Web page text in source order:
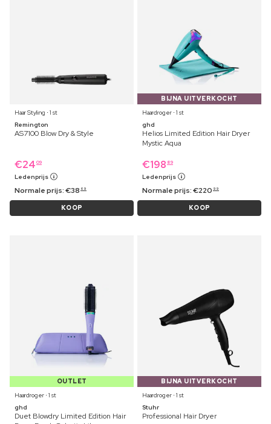
Haar Styling ⋅ 1 st
Remington
AS7100 Blow Dry & Style
€24 09
Ledenprijs
Normale prijs:€38 69
KOOP
BIJNA UITVERKOCHT
Haardroger ⋅ 1 st
ghd
Helios Limited Edition Hair Dryer
Mystic Aqua
€198 89
Ledenprijs
Normale prijs:€220 99
KOOP
OUTLET
Haardroger ⋅ 1 st
ghd
Duet Blowdry Limited Edition Hair
BIJNA UITVERKOCHT
Haardroger ⋅ 1 st
Stuhr
Professional Hair Dryer